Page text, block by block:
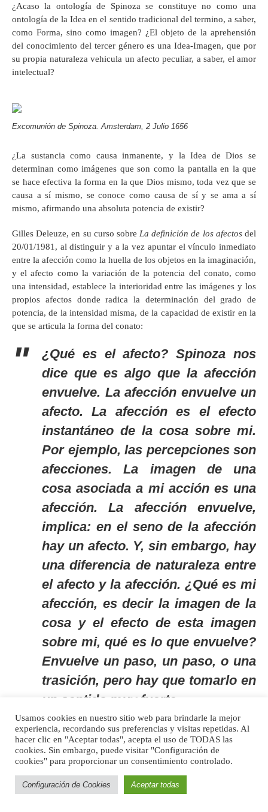
¿Acaso la ontología de Spinoza se constituye no como una
ontología de la Idea en el sentido tradicional del termino, a saber,
como Forma, sino como imagen? ¿El objeto de la aprehensión
del conocimiento del tercer género es una Idea-Imagen, que por
su propia naturaleza vehicula un afecto peculiar, a saber, el amor
intelectual?
Excomunión de Spinoza. Amsterdam, 2 Julio 1656
¿La sustancia como causa inmanente, y la Idea de Dios se
determinan como imágenes que son como la pantalla en la que
se hace efectiva la forma en la que Dios mismo, toda vez que se
causa a sí mismo, se conoce como causa de sí y se ama a sí
mismo, afirmando una absoluta potencia de existir?
Gilles Deleuze, en su curso sobreLa definición de los afectosdel
20/01/1981, al distinguir y a la vez apuntar el vínculo inmediato
entre la afección como la huella de los objetos en la imaginación,
y el afecto como la variación de la potencia del conato, como
una intensidad, establece la interioridad entre las imágenes y los
propios afectos donde radica la determinación del grado de
potencia, de la intensidad misma, de la capacidad de existir en la
que se articula la forma del conato:
¿Qué es el afecto? Spinoza nos
dice que es algo que la afección
envuelve. La afección envuelve un
afecto. La afección es el efecto
instantáneo de la cosa sobre mi.
Por ejemplo, las percepciones son
afecciones. La imagen de una
cosa asociada a mi acción es una
afección. La afección envuelve,
implica: en el seno de la afección
hay un afecto. Y, sin embargo, hay
una diferencia de naturaleza entre
el afecto y la afección. ¿Qué es mi
afección, es decir la imagen de la
cosa y el efecto de esta imagen
sobre mi, qué es lo que envuelve?
Envuelve un paso, un paso, o una
trasición, pero hay que tomarlo en
un sentido muy fuerte.
Para luego señalar que:
La tristeza es un afecto envuelto
por una afección. La afección es la
Usamos cookies en nuestro sitio web para brindarle la mejor
experiencia, recordando sus preferencias y visitas repetidas. Al
hacer clic en "Aceptar todas", acepta el uso de TODAS las
cookies. Sin embargo, puede visitar "Configuración de
cookies" para proporcionar un consentimiento controlado.
Configuración de Cookies Aceptar todas